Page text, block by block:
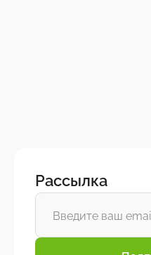
Рассылка